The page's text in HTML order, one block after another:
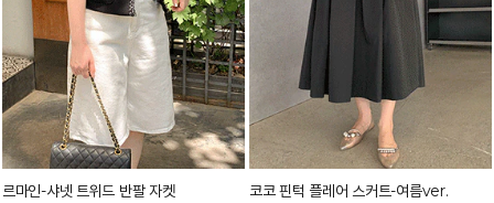
르마인-샤넷 트위드 반팔 자켓 코코 핀턱 플레어 스커트-여름ver.